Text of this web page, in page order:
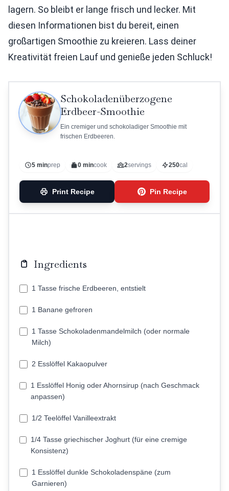
lagern. So bleibt er lange frisch und lecker. Mit
diesen Informationen bist du bereit, einen
großartigen Smoothie zu kreieren. Lass deiner
Kreativität freien Lauf und genieße jeden Schluck!
Schokoladenüberzogene
Erdbeer-Smoothie
Ein cremiger und schokoladiger Smoothie mit
frischen Erdbeeren.
5 minprep 0 mincook 2servings 250cal
Print Recipe Pin Recipe
Ingredients
1 Tasse frische Erdbeeren, entstielt
1 Banane gefroren
1 Tasse Schokoladenmandelmilch (oder normale
Milch)
2 Esslöffel Kakaopulver
1 Esslöffel Honig oder Ahornsirup (nach Geschmack
anpassen)
1/2 Teelöffel Vanilleextrakt
1/4 Tasse griechischer Joghurt (für eine cremige
Konsistenz)
1 Esslöffel dunkle Schokoladenspäne (zum
Garnieren)